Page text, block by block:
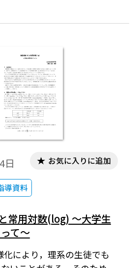
ています。ワード文書で数
入されていることが必要で
償ダウンロードはこちら
日
導資料
お気に入りに追加
常用対数(log) ～大学生
て～
化により，理系の生徒でも